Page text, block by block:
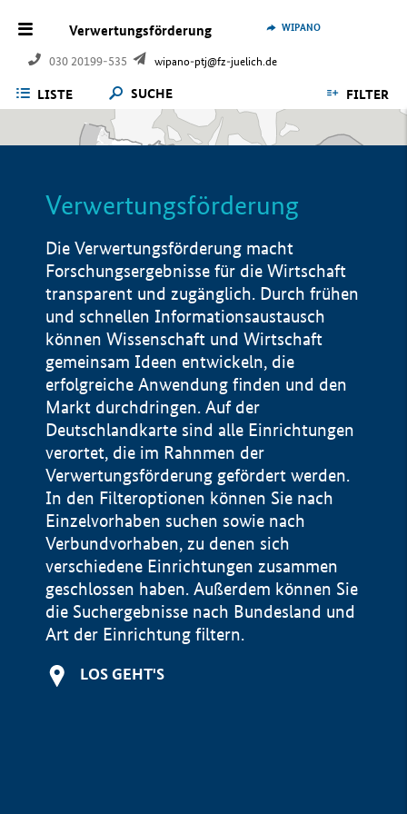
Verwertungsförderung
030 20199-535 wipano-ptj@fz-juelich.de
WIPANO
LISTE SUCHE FILTER
Verwertungsförderung
Die Verwertungsförderung macht
Forschungsergebnisse für die Wirtschaft
transparent und zugänglich. Durch frühen
und schnellen Informationsaustausch
können Wissenschaft und Wirtschaft
gemeinsam Ideen entwickeln, die
erfolgreiche Anwendung finden und den
Markt durchdringen. Auf der
Deutschlandkarte sind alle Einrichtungen
verortet, die im Rahnmen der
Verwertungsförderung gefördert werden.
In den Filteroptionen können Sie nach
Einzelvorhaben suchen sowie nach
Verbundvorhaben, zu denen sich
verschiedene Einrichtungen zusammen
geschlossen haben. Außerdem können Sie
die Suchergebnisse nach Bundesland und
Art der Einrichtung filtern.
LOS GEHT'S